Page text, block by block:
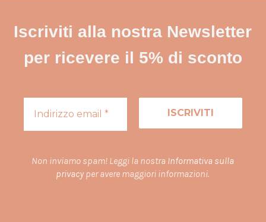
Iscriviti alla nostra Newsletter
per ricevere il 5% di sconto
Non inviamo spam! Leggi la nostra Informativa sulla
privacy per avere maggiori informazioni.